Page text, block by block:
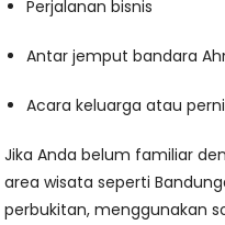
Perjalanan bisnis
Antar jemput bandara
Acara keluarga atau
Jika Anda belum familiar
area wisata seperti
perbukitan, menggunakan